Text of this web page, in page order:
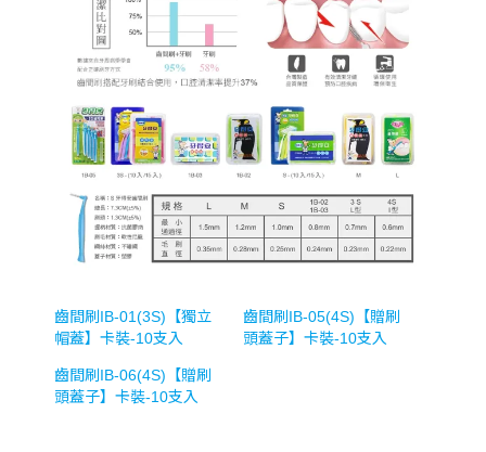
齒間刷IB-01(3S)【獨立
帽蓋】卡裝-10支入
齒間刷IB-05(4S)【贈刷
頭蓋子】卡裝-10支入
齒間刷IB-06(4S)【贈刷
頭蓋子】卡裝-10支入